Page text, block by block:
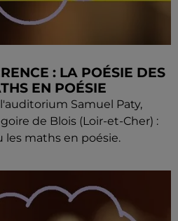
: LA POÉSIE DES
EN POÉSIE
Samuel Paty,
de Blois (Loir-et-Cher) :
les maths en poésie.